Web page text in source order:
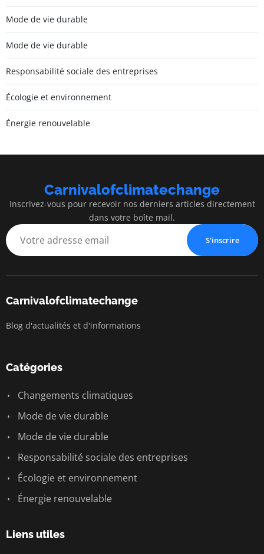
Mode de vie durable
Mode de vie durable
Responsabilité sociale des entreprises
Écologie et environnement
Énergie renouvelable
Carnivalofclimatechange
Inscrivez-vous pour recevoir nos derniers articles directement
dans votre boîte mail.
S'inscrire
Carnivalofclimatechange
Blog d'actualités et d'informations
Catégories
Changements climatiques
Mode de vie durable
Mode de vie durable
Responsabilité sociale des entreprises
Écologie et environnement
Énergie renouvelable
Liens utiles